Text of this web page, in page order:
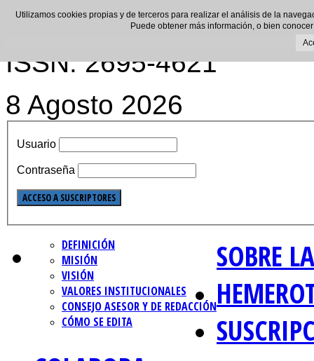
ISSN: 2695-4621
8 Agosto 2026
Usuario
Contraseña
SOBRE
DEFINICIÓN
MISIÓN
VISIÓN
VALORES INSTITUCIONALES
CONSEJO ASESOR Y DE REDACCIÓN
CÓMO SE EDITA
Utilizamos cookies propias y de terceros para realizar el análisis de la
Puede obtener más información, o bien